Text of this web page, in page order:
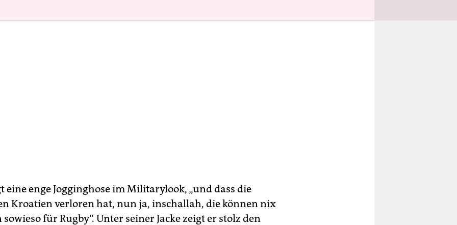
eine enge Jogginghose im Militarylook, „und dass die
Kroatien verloren hat, nun ja, inschallah, die können nix
für Rugby“. Unter seiner Jacke zeigt er stolz den